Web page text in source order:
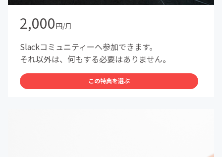
2,000円/月
Slackコミュニティーへ参加できます。
それ以外は、何もする必要はありません。
この特典を選ぶ